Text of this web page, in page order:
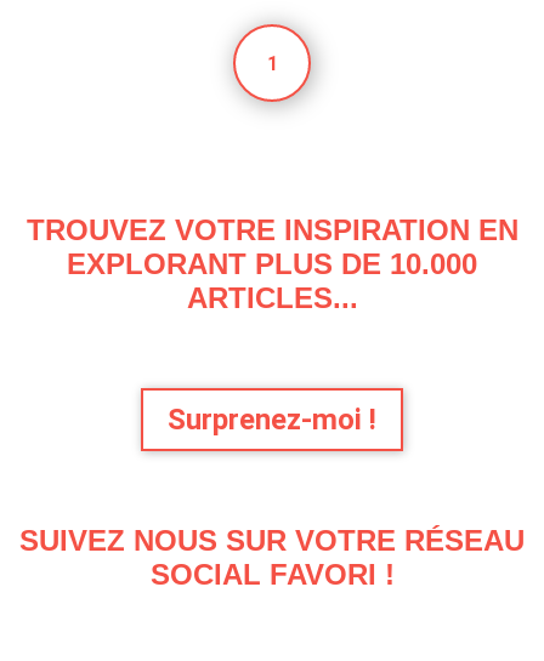
1
TROUVEZ VOTRE INSPIRATION EN
EXPLORANT PLUS DE 10.000
ARTICLES...
Surprenez-moi !
SUIVEZ NOUS SUR VOTRE RÉSEAU
SOCIAL FAVORI !